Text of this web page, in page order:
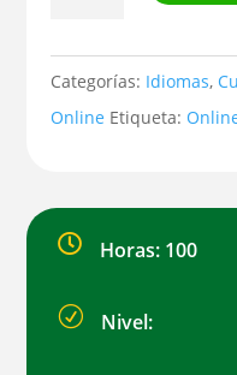
Prepraración
de
Categorías: Idiomas,
Online Etiqueta:
 Horas: 100
R Nivel: